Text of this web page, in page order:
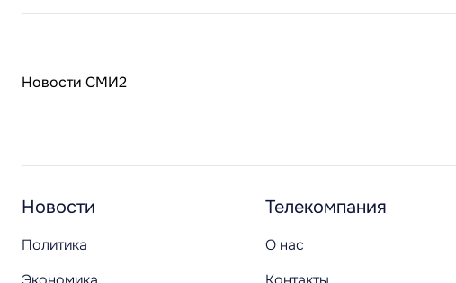
Новости СМИ2
Новости
Политика
Телекомпания
О нас